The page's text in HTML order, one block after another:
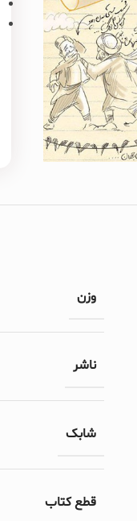
وزن
ناشر
شابک
قطع کتاب